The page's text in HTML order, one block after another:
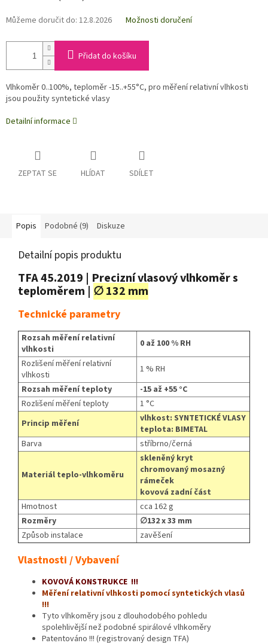
Můžeme doručit do: 12.8.2026 Možnosti doručení
Přidat do košíku
Vlhkoměr 0..100%, teploměr -15..+55°C, pro měření relativní vlhkosti
jsou použity syntetické vlasy
Detailní informace
ZEPTAT SE HLÍDAT SDÍLET
Popis Podobné (9) Diskuze
Detailní popis produktu
TFA 45.2019 | Precizní vlasový vlhkoměr s
teploměrem | ∅ 132 mm
Technické parametry
Rozsah měření relativní
vlhkosti
0 až 100 % RH
Rozlišení měření relativní
vlhkosti
1 % RH
Rozsah měření teploty
-15 až +55 °C
Rozlišení měření teploty
1 °C
Princip měření
vlhkost: SYNTETICKÉ VLASY
teplota: BIMETAL
Barva
stříbrno/černá
Materiál teplo-vlhkoměru
skleněný kryt
chromovaný mosazný
rámeček
kovová zadní část
Hmotnost
cca 162 g
Rozměry
∅132 x 33 mm
Způsob instalace
zavěšení
Vlastnosti / Vybavení
KOVOVÁ KONSTRUKCE !!!
Měření relativní vlhkosti pomocí syntetických vlasů
!!!
Tyto vlhkoměry jsou z dlouhodobého pohledu
spolehlivější než podobné spirálové vlhkoměry
Patentováno !!! (registrovaný design TFA)